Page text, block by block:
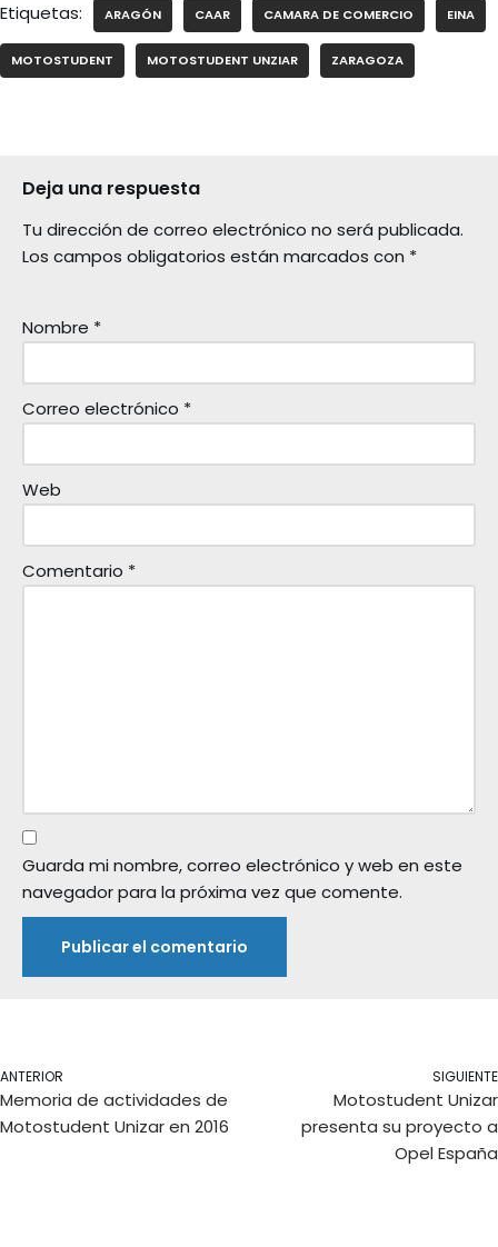
Etiquetas: ARAGÓN CAAR CAMARA DE COMERCIO EINA
MOTOSTUDENT MOTOSTUDENT UNZIAR ZARAGOZA
Deja una respuesta
Tu dirección de correo electrónico no será publicada.
Los campos obligatorios están marcados con *
Nombre *
Correo electrónico *
Web
Comentario *
Guarda mi nombre, correo electrónico y web en este
navegador para la próxima vez que comente.
ANTERIOR
Memoria de actividades de
Motostudent Unizar en 2016
SIGUIENTE
Motostudent Unizar
presenta su proyecto a
Opel España